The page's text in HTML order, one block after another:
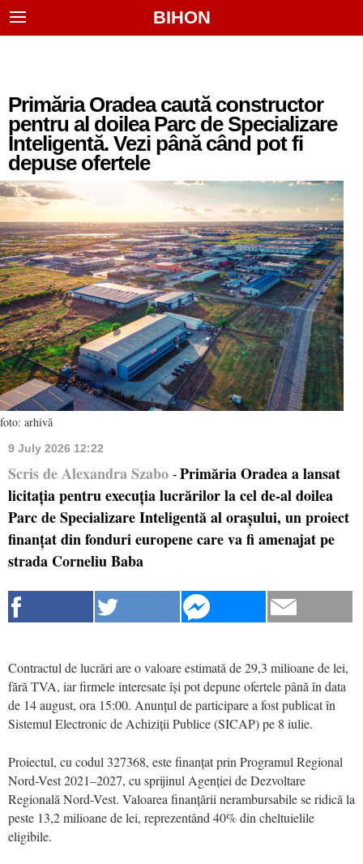
BIHON
Primăria Oradea caută constructor
pentru al doilea Parc de Specializare
Inteligentă. Vezi până când pot fi
depuse ofertele
foto: arhivă
9 July 2026 12:22
Scris de Alexandra Szabo - Primăria Oradea a lansat
licitația pentru execuția lucrărilor la cel de-al doilea
Parc de Specializare Inteligentă al orașului, un proiect
finanțat din fonduri europene care va fi amenajat pe
strada Corneliu Baba
Contractul de lucrări are o valoare estimată de 29,3 milioane de lei,
fără TVA, iar firmele interesate își pot depune ofertele până în data
de 14 august, ora 15:00. Anunțul de participare a fost publicat în
Sistemul Electronic de Achiziții Publice (SICAP) pe 8 iulie.
Proiectul, cu codul 327368, este finanțat prin Programul Regional
Nord-Vest 2021–2027, cu sprijinul Agenției de Dezvoltare
Regională Nord-Vest. Valoarea finanțării nerambursabile se ridică la
peste 13,2 milioane de lei, reprezentând 40% din cheltuielile
eligibile.